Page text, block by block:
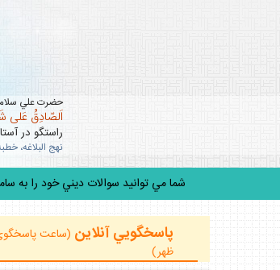
حضرت علي سلام
اَلصّادِقُ عَلى
راستگو در
نهج البلاغه، خطبه 86؛ ميزان الحكمه، ج 10،
شما مي توانيد سوالات ديني خود را به سامانه «30001939»
پاسخگويي آنلاين
ظهر)